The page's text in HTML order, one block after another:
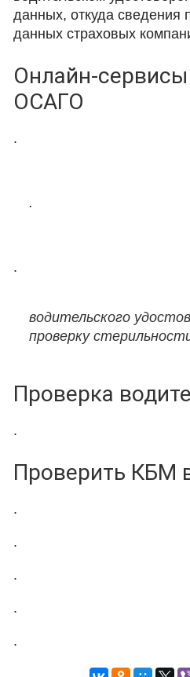
данных, откуда сведения
данных страховых
Онлайн-
ОСАГО
.
.
.
водительского
проверку
Проверка
.
Проверить КБМ
.
.
.
.
.